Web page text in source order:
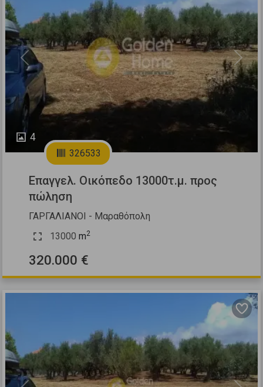
4
Previous Next
326533
Επαγγελ. Οικόπεδο 13000τ.μ. προς
πώληση
ΓΑΡΓΑΛΙΑΝΟΙ - Μαραθόπολη
13000 m2
320.000 €